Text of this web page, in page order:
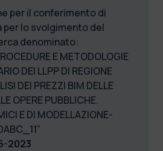
per il conferimento di
per lo svolgimento del
denominato:
E METODOLOGIE
DEI LLPP DI REGIONE
DEI PREZZI BIM DELLE
OPERE PUBBLICHE.
E DI MODELLAZIONE-
2023